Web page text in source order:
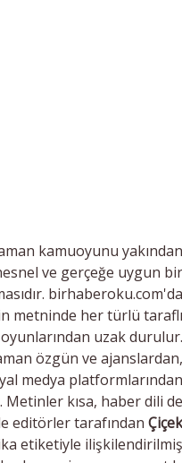
kamuoyunu yakından
ve gerçeğe uygun bir
birhaberoku.com'da
metninde her türlü taraflı
uzak durulur.
özgün ve ajanslardan,
medya platformlarından
kısa, haber dili de
editörler tarafından Çiçek
etiketiyle ilişkilendirilmiş